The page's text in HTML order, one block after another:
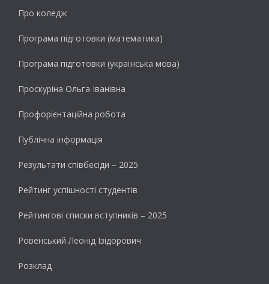
Про коледж
Програма підготовки (математика)
Програма підготовки (українська мова)
Проскуріна Ольга Іванівна
Профорієнтаційна робота
Публічна інформація
Результати cпівбесіди – 2025
Рейтинг успішності студентів
Рейтингові списки вступників – 2025
Ровенський Леонід Ізідорович
Розклад